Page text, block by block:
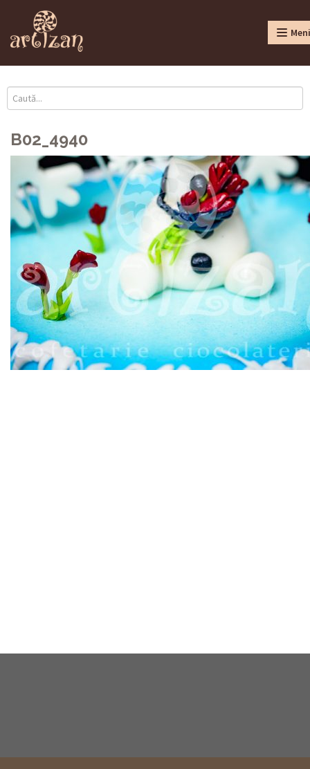
B02_4940